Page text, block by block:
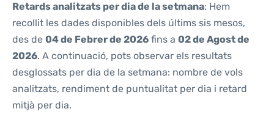
Retards analitzats per dia de la setmana: Hem
recollit les dades disponibles dels últims sis mesos,
des de 04 de Febrer de 2026 fins a 02 de Agost de
2026. A continuació, pots observar els resultats
desglossats per dia de la setmana: nombre de vols
analitzats, rendiment de puntualitat per dia i retard
mitjà per dia.